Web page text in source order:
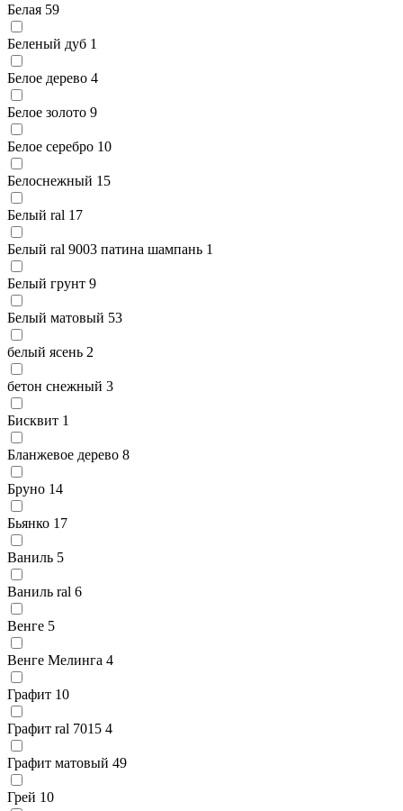
Белая 59
Беленый дуб 1
Белое дерево 4
Белое золото 9
Белое серебро 10
Белоснежный 15
Белый ral 17
Белый ral 9003 патина шампань 1
Белый грунт 9
Белый матовый 53
белый ясень 2
бетон снежный 3
Бисквит 1
Бланжевое дерево 8
Бруно 14
Бьянко 17
Ваниль 5
Ваниль ral 6
Венге 5
Венге Мелинга 4
Графит 10
Графит ral 7015 4
Графит матовый 49
Грей 10